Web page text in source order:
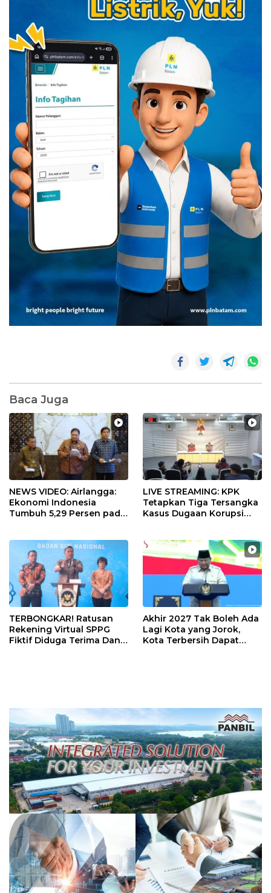
Baca Juga
NEWS VIDEO: Airlangga:
Ekonomi Indonesia
Tumbuh 5,29 Persen pada
LIVE STREAMING: KPK
Tetapkan Tiga Tersangka
Kasus Dugaan Korupsi
TERBONGKAR! Ratusan
Rekening Virtual SPPG
Fiktif Diduga Terima Dana
Akhir 2027 Tak Boleh Ada
Lagi Kota yang Jorok,
Kota Terbersih Dapat